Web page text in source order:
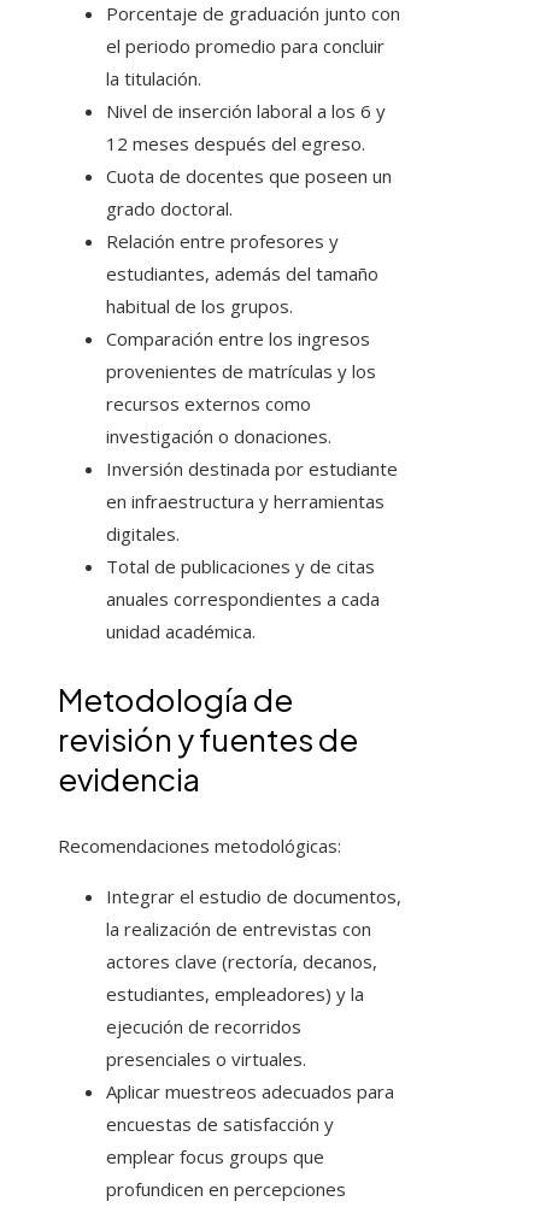
Porcentaje de graduación junto con
el periodo promedio para concluir
la titulación.
Nivel de inserción laboral a los 6 y
12 meses después del egreso.
Cuota de docentes que poseen un
grado doctoral.
Relación entre profesores y
estudiantes, además del tamaño
habitual de los grupos.
Comparación entre los ingresos
provenientes de matrículas y los
recursos externos como
investigación o donaciones.
Inversión destinada por estudiante
en infraestructura y herramientas
digitales.
Total de publicaciones y de citas
anuales correspondientes a cada
unidad académica.
Metodología de
revisión y fuentes de
evidencia
Recomendaciones metodológicas:
Integrar el estudio de documentos,
la realización de entrevistas con
actores clave (rectoría, decanos,
estudiantes, empleadores) y la
ejecución de recorridos
presenciales o virtuales.
Aplicar muestreos adecuados para
encuestas de satisfacción y
emplear focus groups que
profundicen en percepciones